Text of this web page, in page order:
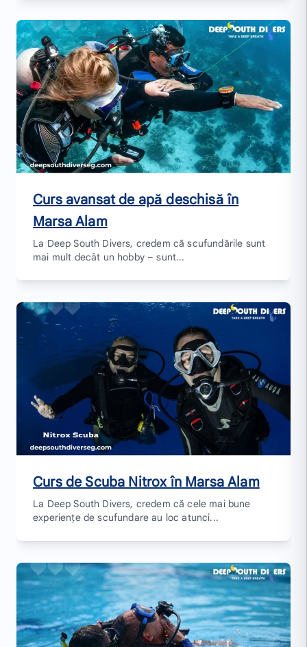
Curs avansat de apă deschisă în
Marsa Alam
La Deep South Divers, credem că scufundările sunt
mai mult decât un hobby – sunt...
Curs de Scuba Nitrox în Marsa Alam
La Deep South Divers, credem că cele mai bune
experiențe de scufundare au loc atunci...